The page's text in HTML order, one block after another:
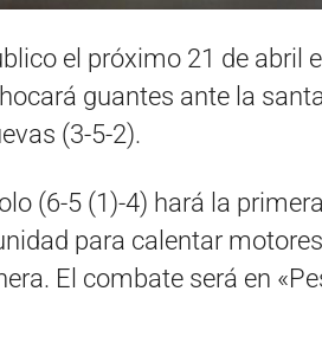
el próximo 21 de abril
guantes ante la
(3-5-2).
(6-5 (1)-4) hará la
para calentar
El combate será en